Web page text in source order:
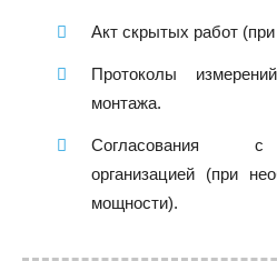
Акт скрытых работ
Протоколы
монтажа.
Согласования с
организацией (при
мощности).